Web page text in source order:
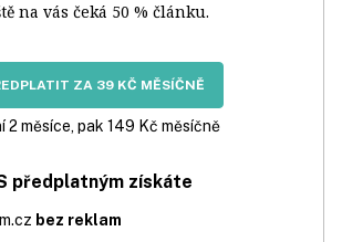
na vás čeká 50 % článku.
ZA 39 KČ MĚSÍČNĚ
2 měsíce, pak 149 Kč měsíčně
předplatným získáte
bez reklam